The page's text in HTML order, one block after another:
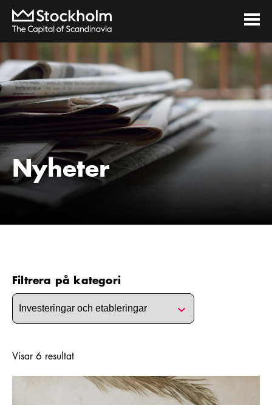
Nyheter
Filtrera på kategori
Visar6 resultat
Läs mer om Ta del av SBAs checklista vid hotelletablering